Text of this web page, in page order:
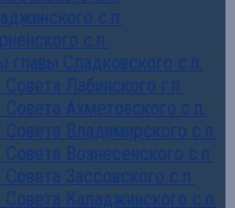
с.п.
с.п.
Сладковского с.п.
Лабинского г.п.
Ахметовского с.п.
Владимирского с.п.
Вознесенского с.п.
Зассовского с.п.
Каладжинского с.п.